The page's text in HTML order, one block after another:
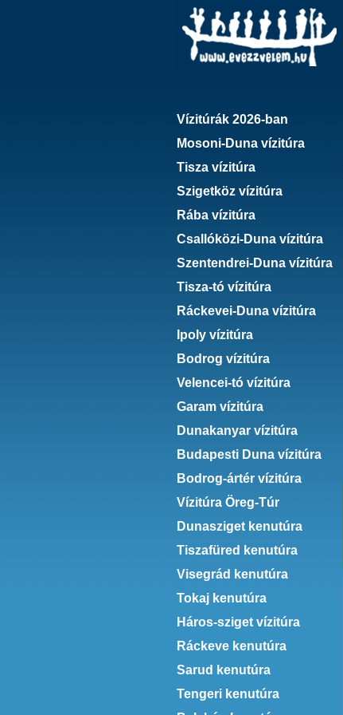
Vízitúrák 2026-ban
Mosoni-Duna vízitúra
Tisza vízitúra
Szigetköz vízitúra
Rába vízitúra
Csallóközi-Duna vízitúra
Szentendrei-Duna vízitúra
Tisza-tó vízitúra
Ráckevei-Duna vízitúra
Ipoly vízitúra
Bodrog vízitúra
Velencei-tó vízitúra
Garam vízitúra
Dunakanyar vízitúra
Budapesti Duna vízitúra
Bodrog-ártér vízitúra
Vízitúra Öreg-Túr
Dunasziget kenutúra
Tiszafüred kenutúra
Visegrád kenutúra
Tokaj kenutúra
Háros-sziget vízitúra
Ráckeve kenutúra
Sarud kenutúra
Tengeri kenutúra